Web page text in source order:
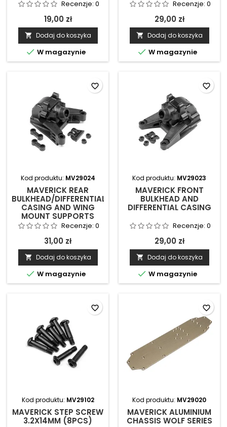
Recenzje: 0
19,00 zł
 Dodaj do koszyka
 W magazynie
Recenzje: 0
29,00 zł
 Dodaj do koszyka
 W magazynie
Kod produktu: MV29024
MAVERICK REAR
BULKHEAD/DIFFERENTIAL
CASING AND WING
MOUNT SUPPORTS
Recenzje: 0
31,00 zł
 Dodaj do koszyka
 W magazynie
favorite_border
Kod produktu: MV29023
MAVERICK FRONT
BULKHEAD AND
DIFFERENTIAL CASING
Recenzje: 0
29,00 zł
 Dodaj do koszyka
 W magazynie
favorite_border
Kod produktu: MV29102
MAVERICK STEP SCREW
3.2X14MM (8PCS)
favorite_border
Kod produktu: MV29020
MAVERICK ALUMINIUM
CHASSIS WOLF SERIES
favorite_border